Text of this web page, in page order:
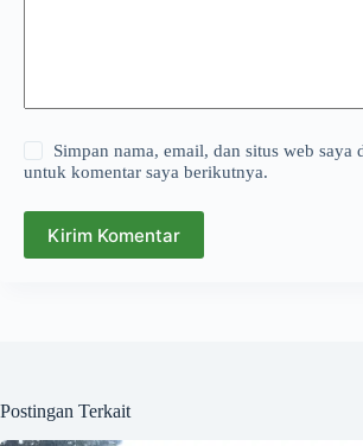
Simpan nama, email, dan situs web saya
untuk komentar saya berikutnya.
Kirim Komentar
Postingan Terkait